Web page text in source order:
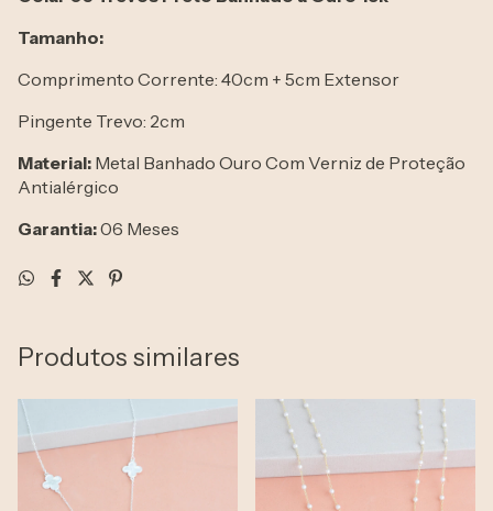
Tamanho:
Comprimento Corrente: 40cm + 5cm Extensor
Pingente Trevo: 2cm
Material: Metal Banhado Ouro Com Verniz de Proteção
Antialérgico
Garantia:06 Meses
Produtos similares